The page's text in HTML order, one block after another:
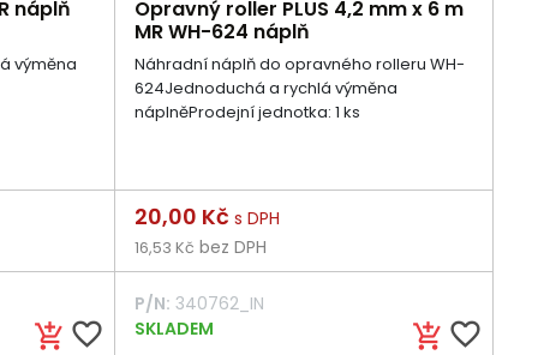
náplň
výměna
add_shopping_cart favorite_border
Opravný roller PLUS 4,2 mm x 6 m
MR WH-624 náplň
Náhradní náplň do opravného rolleru WH-
624Jednoduchá a rychlá výměna
náplněProdejní jednotka: 1 ks
add_shopping_cart favorite_border
Cena
20,00 Kčs DPH
16,53 Kč bez DPH
P/N: 340762_IN
SKLADEM